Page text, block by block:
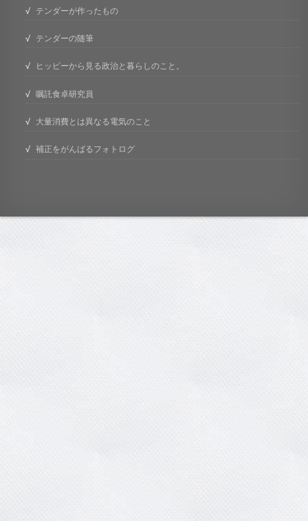
テンダーが作ったもの
テンダーの随筆
ヒッピーから見る政治と暮らしのこと。
嘱託食卓研究員
大量消費とは異なる電気のこと
補正をがんばるフォトログ